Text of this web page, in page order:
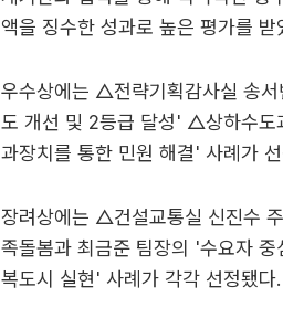
액을 징수한 성과로 높은 평가를 받
우수상에는 △전략기획감사실 송
도 개선 및 2등급 달성' △상하수도
과장치를 통한 민원 해결' 사례가
장려상에는 △건설교통실 신진수
족돌봄과 최금준 팀장의 '수요자
복도시 실현' 사례가 각각 선정됐다.